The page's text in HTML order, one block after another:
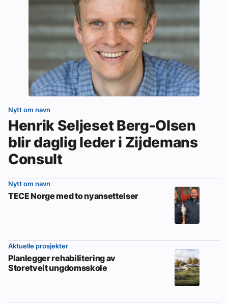
Nytt om navn
Henrik Seljeset Berg-Olsen
blir daglig leder i Zijdemans
Consult
Nytt om navn
TECE Norge med to nyansettelser
Aktuelle prosjekter
Planlegger rehabilitering av
Storetveit ungdomsskole